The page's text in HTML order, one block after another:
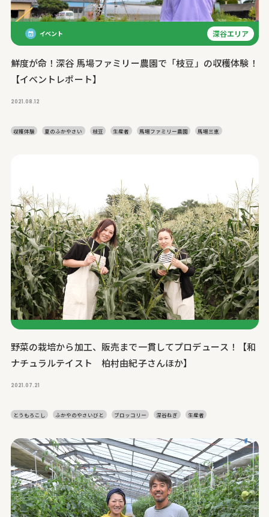
イベント 深谷エリア
鮮度が命！深谷 馬場ファミリー農園で「枝豆」の収穫体験！
【イベントレポート】
2021.08.12
収穫体験 夏のふかやさい 枝豆 生産者 馬場ファミリー農園 馬場三恵
野菜の栽培から加工、販売まで一貫してプロデュース！【和
ナチュラルテイスト 柏村由紀子さんほか】
2021.07.21
とうもろこし ふかやのやさいびと ブロッコリー 深谷ねぎ 生産者